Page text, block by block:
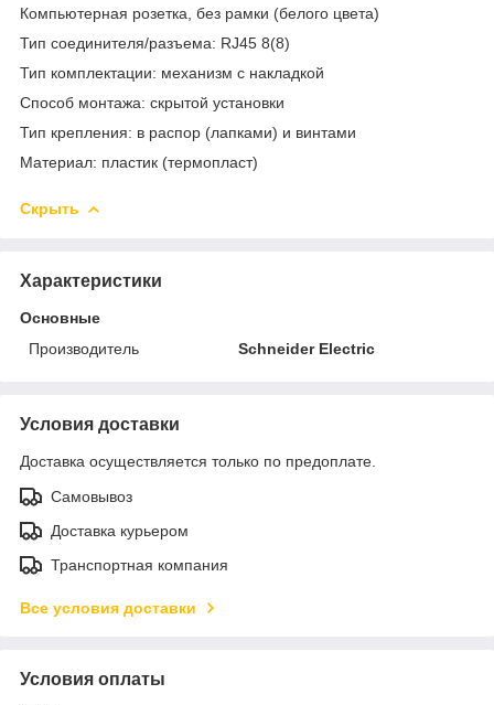
Компьютерная розетка, без рамки (белого цвета)
Тип соединителя/разъема: RJ45 8(8)
Тип комплектации: механизм с накладкой
Способ монтажа: скрытой установки
Тип крепления: в распор (лапками) и винтами
Материал: пластик (термопласт)
Скрыть
Характеристики
Основные
Производитель
Schneider Electric
Условия доставки
Доставка осуществляется только по предоплате.
Самовывоз
Доставка курьером
Транспортная компания
Все условия доставки
Условия оплаты